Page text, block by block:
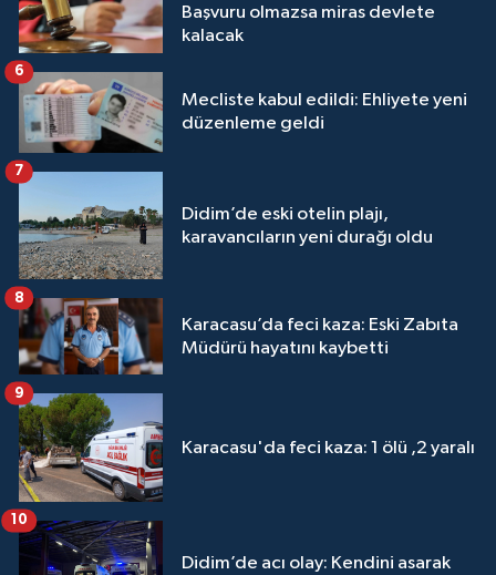
Başvuru olmazsa miras devlete
kalacak
Mecliste kabul edildi: Ehliyete yeni
düzenleme geldi
6
Didim’de eski otelin plajı,
karavancıların yeni durağı oldu
7
Karacasu’da feci kaza: Eski Zabıta
Müdürü hayatını kaybetti
8
Karacasu'da feci kaza: 1 ölü ,2 yaralı
9
Didim’de acı olay: Kendini asarak
10